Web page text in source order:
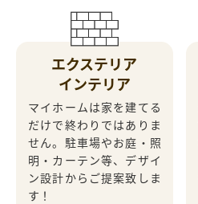
エクステリア
インテリア
マイホームは家を建てる
だけで終わりではありま
せん。 駐車場やお庭・照
明・カーテン等、デザイ
ン設計からご提案致しま
す！